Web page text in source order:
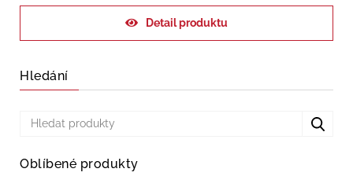
Detail produktu
Hledání
Oblíbené produkty